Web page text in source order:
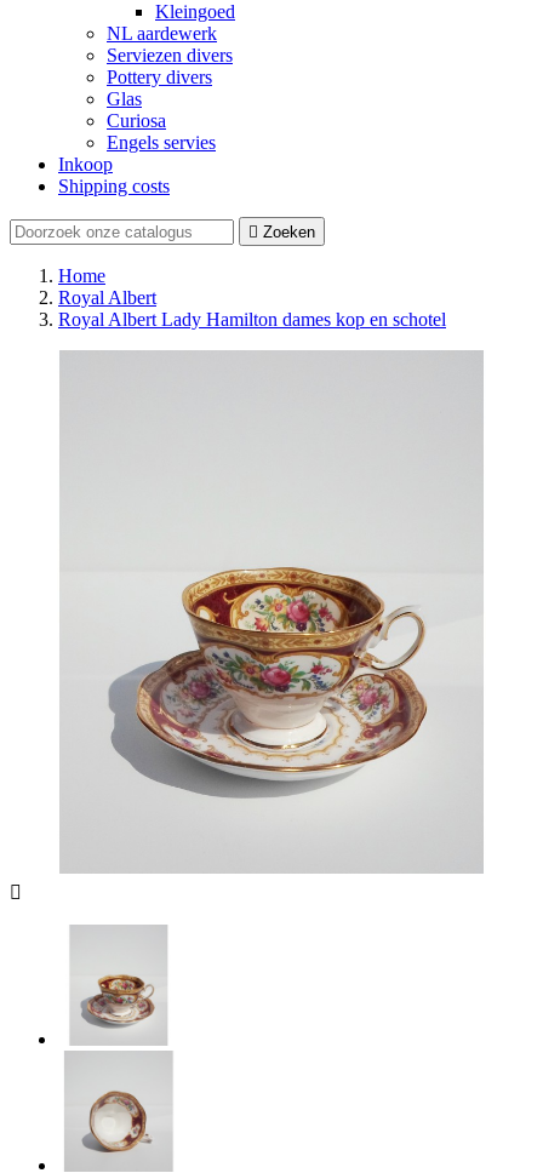
Kleingoed
NL aardewerk
Serviezen divers
Pottery divers
Glas
Curiosa
Engels servies
Inkoop
Shipping costs
 Zoeken
Home
Royal Albert
Royal Albert Lady Hamilton dames kop en schotel
